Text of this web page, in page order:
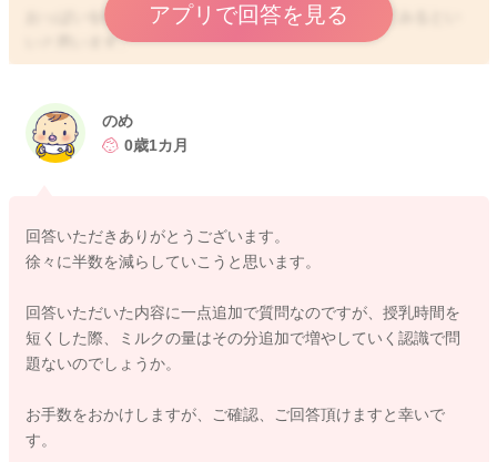
おっぱいを吸ってもらう時間を少しずつ短めにされてみるとい
いと思います。
おっぱいもまだまだ張り切って作っていこうとしている時でも
す。
なので10分ずつ吸ってもらっているところ、まずは8分ずつ吸っ
そうしていただくことで、生産の勢いが落ち着いてくれること
もありますよ。
はなくなってきたら、間隔をあけていきながら移行を進められ
るといいと思いますよ。
溜まっていることが長くなっていくことで、より生産の勢いが
よかったら参考になさってみてください。
アプリで回答を見る
のめ
0歳1カ月
回答いただきありがとうございます。
徐々に半数を減らしていこうと思います。
回答いただいた内容に一点追加で質問なのですが、授乳時間を
短くした際、ミルクの量はその分追加で増やしていく認識で問
題ないのでしょうか。
お手数をおかけしますが、ご確認、ご回答頂けますと幸いで
す。